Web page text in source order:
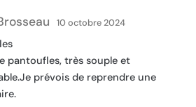
10 octobre 2024
pantoufles, très souple et
prévois de reprendre une